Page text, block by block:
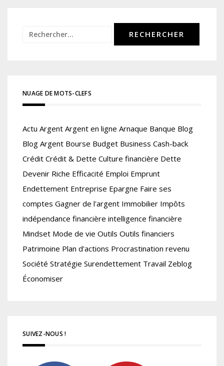
Rechercher :
NUAGE DE MOTS-CLEFS
Actu Argent Argent en ligne Arnaque Banque Blog
Blog Argent Bourse Budget Business Cash-back
Crédit Crédit & Dette Culture financière Dette
Devenir Riche Efficacité Emploi Emprunt
Endettement Entreprise Epargne Faire ses
comptes Gagner de l'argent Immobilier Impôts
indépendance financière intelligence financière
Mindset Mode de vie Outils Outils financiers
Patrimoine Plan d'actions Procrastination revenu
Société Stratégie Surendettement Travail Zeblog
Économiser
SUIVEZ-NOUS !